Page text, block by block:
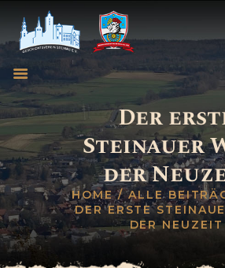
Der
Steinauer
der
HOME ALLE
DER ERSTE
DER NEUZEIT
HOME
BLOG
TERMINE
KONTAKT